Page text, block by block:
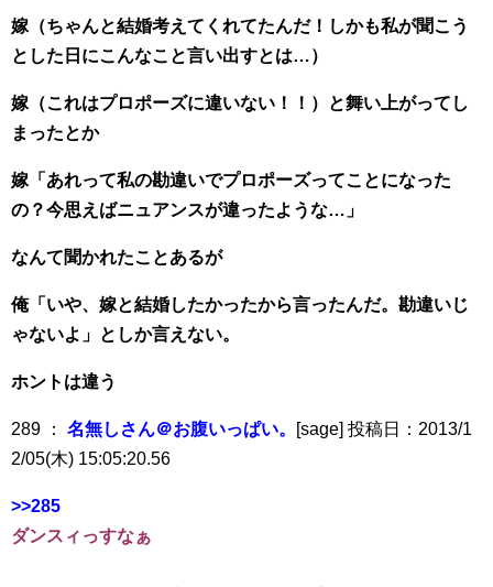
嫁（ちゃんと結婚考えてくれてたんだ！しかも私が聞こう
とした日にこんなこと言い出すとは…）
嫁（これはプロポーズに違いない！！）と舞い上がってし
まったとか
嫁「あれって私の勘違いでプロポーズってことになった
の？今思えばニュアンスが違ったような…」
なんて聞かれたことあるが
俺「いや、嫁と結婚したかったから言ったんだ。勘違いじ
ゃないよ」としか言えない。
ホントは違う
289 ： 名無しさん＠お腹いっぱい。
[sage] 投稿日：2013/1
2/05(木) 15:05:20.56
>>285
ダンスィっすなぁ